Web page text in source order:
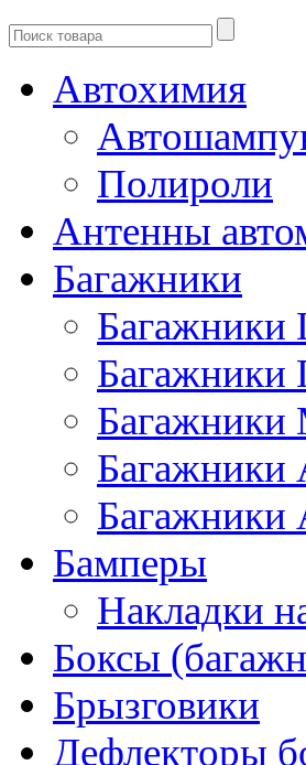
Автохимия
Полироли
Антенны
Багажники
Багажники
Багажники
Багажники
Багажники
Багажники
Бамперы
Накладки
Боксы
Брызговики
Дефлекторы